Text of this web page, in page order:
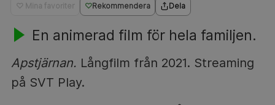
♡ Mina favoriter Rekommendera Dela
En animerad film för hela familjen.
Apstjärnan. Långfilm från 2021. Streaming
på SVT Play.